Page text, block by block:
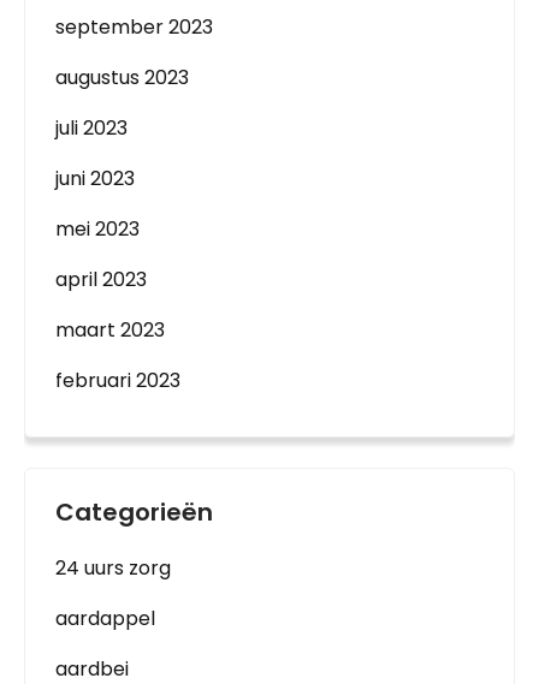
september 2023
augustus 2023
juli 2023
juni 2023
mei 2023
april 2023
maart 2023
februari 2023
Categorieën
24 uurs zorg
aardappel
aardbei